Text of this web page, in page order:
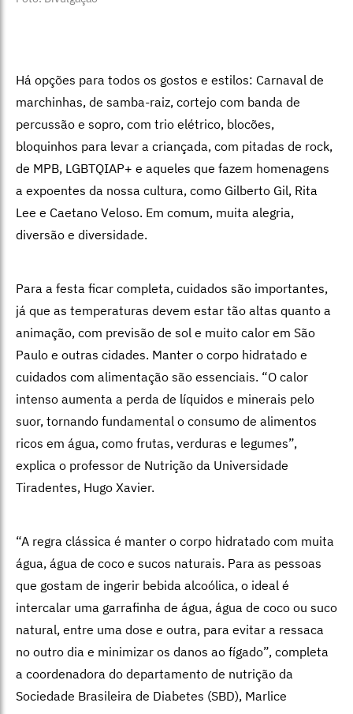
Há opções para todos os gostos e estilos: Carnaval de
marchinhas, de samba-raiz, cortejo com banda de
percussão e sopro, com trio elétrico, blocões,
bloquinhos para levar a criançada, com pitadas de rock,
de MPB, LGBTQIAP+ e aqueles que fazem homenagens
a expoentes da nossa cultura, como Gilberto Gil, Rita
Lee e Caetano Veloso. Em comum, muita alegria,
diversão e diversidade.
Para a festa ficar completa, cuidados são importantes,
já que as temperaturas devem estar tão altas quanto a
animação, com previsão de sol e muito calor em São
Paulo e outras cidades. Manter o corpo hidratado e
cuidados com alimentação são essenciais. “O calor
intenso aumenta a perda de líquidos e minerais pelo
suor, tornando fundamental o consumo de alimentos
ricos em água, como frutas, verduras e legumes”,
explica o professor de Nutrição da Universidade
Tiradentes, Hugo Xavier.
“A regra clássica é manter o corpo hidratado com muita
água, água de coco e sucos naturais. Para as pessoas
que gostam de ingerir bebida alcoólica, o ideal é
intercalar uma garrafinha de água, água de coco ou suco
natural, entre uma dose e outra, para evitar a ressaca
no outro dia e minimizar os danos ao fígado”, completa
a coordenadora do departamento de nutrição da
Sociedade Brasileira de Diabetes (SBD), Marlice